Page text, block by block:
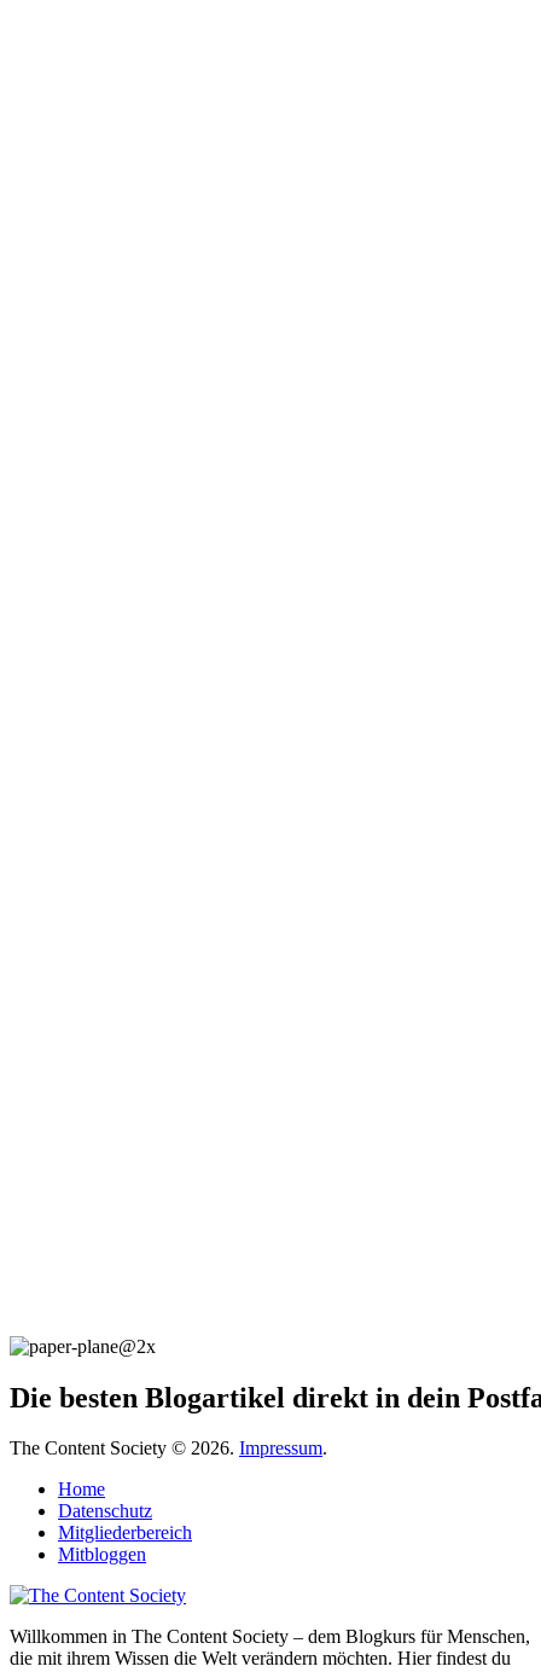
Die besten Blogartikel direkt in dein
The Content Society © 2026. Impressum.
Home
Datenschutz
Mitgliederbereich
Mitbloggen
Willkommen in The Content Society – dem Blogkurs für Menschen,
die mit ihrem Wissen die Welt verändern möchten. Hier findest du